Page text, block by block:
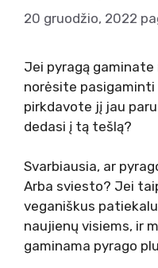
20 gruodžio, 2022
Jei pyragą
norėsite
pirkdavote jį jau
dedasi į tą tešlą?
Svarbiausia, ar
Arba sviesto? Jei
veganiškus
naujienų visiems, ir
gaminama pyrago